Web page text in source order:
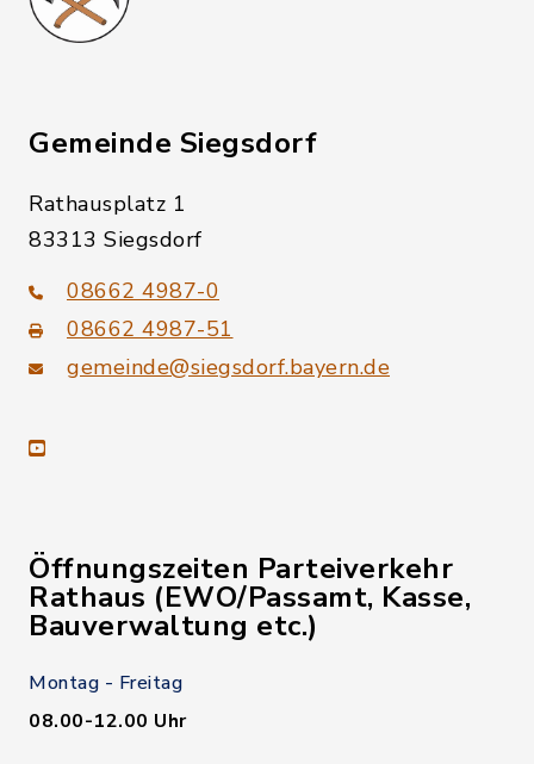
Gemeinde Siegsdorf
Rathausplatz 1
83313 Siegsdorf
08662 4987-0
08662 4987-51
gemeinde@siegsdorf.bayern.de
youtube
Öffnungszeiten Parteiverkehr
Rathaus (EWO/Passamt, Kasse,
Bauverwaltung etc.)
Montag - Freitag
08.00-12.00 Uhr